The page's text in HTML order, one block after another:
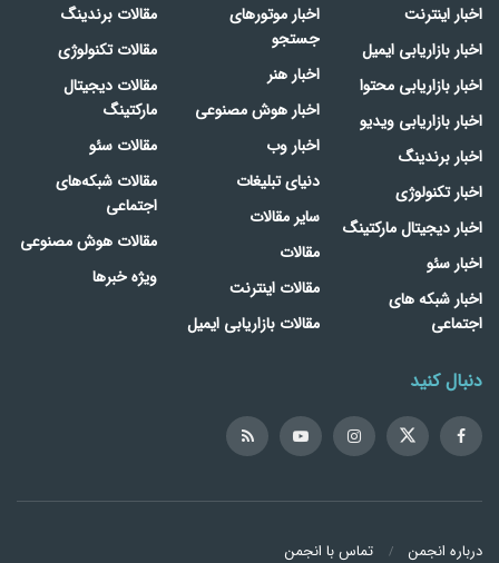
اخبار اینترنت
اخبار بازاریابی ایمیل
اخبار بازاریابی محتوا
اخبار بازاریابی ویدیو
اخبار برندینگ
اخبار تکنولوژی
اخبار دیجیتال مارکتینگ
اخبار سئو
اخبار شبکه های
اجتماعی
اخبار موتورهای
جستجو
اخبار هنر
اخبار هوش مصنوعی
اخبار وب
دنیای تبلیغات
سایر مقالات
مقالات
مقالات اینترنت
مقالات بازاریابی ایمیل
مقالات برندینگ
مقالات تکنولوژی
مقالات دیجیتال
مارکتینگ
مقالات سئو
مقالات شبکه‌های
اجتماعی
مقالات هوش مصنوعی
ویژه خبرها
دنبال کنید
درباره انجمن تماس با انجمن